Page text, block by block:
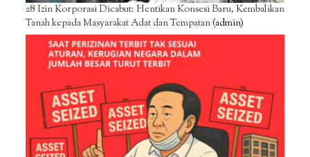
28 Izin Korporasi Dicabut: Hentikan Konsesi Baru, Kembalikan
Tanah kepada Masyarakat Adat dan Tempatan(admin)